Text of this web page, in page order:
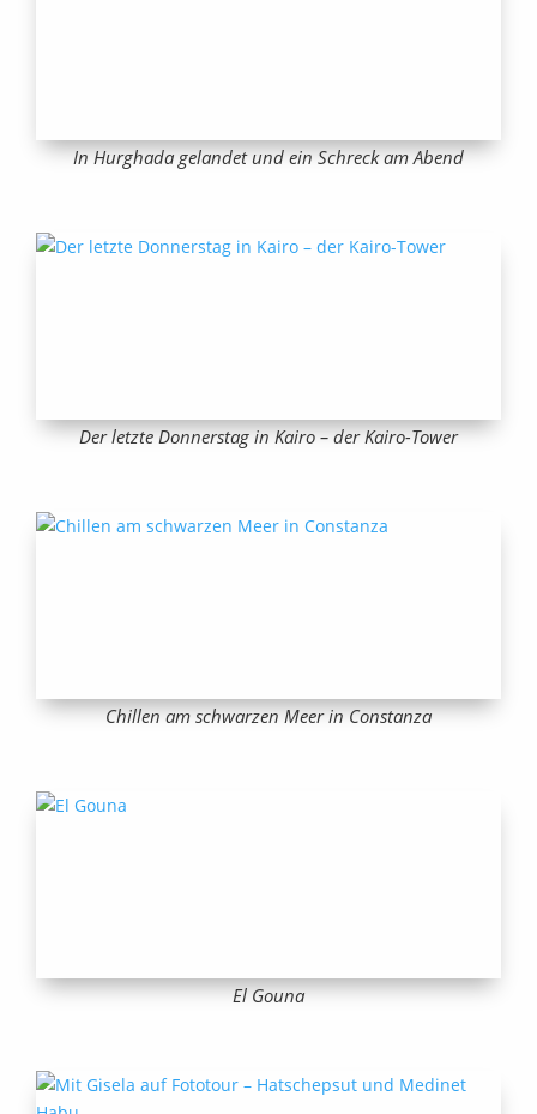
In Hurghada gelandet und ein Schreck am Abend
Der letzte Donnerstag in Kairo – der Kairo-Tower
Chillen am schwarzen Meer in Constanza
El Gouna